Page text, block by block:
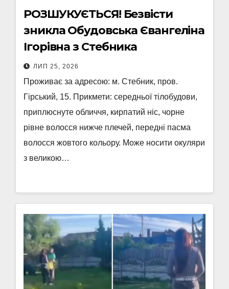
РОЗШУКУЄТЬСЯ! Безвісти
зникла Обудовська Євангеліна
Ігорівна з Стебника
ЛИП 25, 2026
Проживає за адресою: м. Стебник, пров.
Гірський, 15. Прикмети: середньої тілобудови,
приплюснуте обличчя, кирпатий ніс, чорне
рівне волосся нижче плечей, передні пасма
волосся жовтого кольору. Може носити окуляри
з великою…